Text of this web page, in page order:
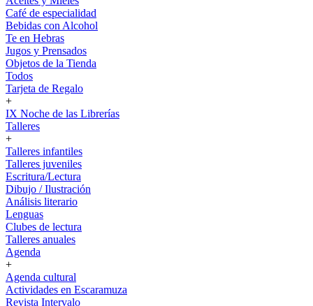
Café de especialidad
Bebidas con Alcohol
Te en Hebras
Jugos y Prensados
Objetos de la Tienda
Todos
Tarjeta de Regalo
+
IX Noche de las Librerías
Talleres
+
Talleres infantiles
Talleres juveniles
Escritura/Lectura
Dibujo / Ilustración
Análisis literario
Lenguas
Clubes de lectura
Talleres anuales
Agenda
+
Agenda cultural
Actividades en Escaramuza
Revista Intervalo